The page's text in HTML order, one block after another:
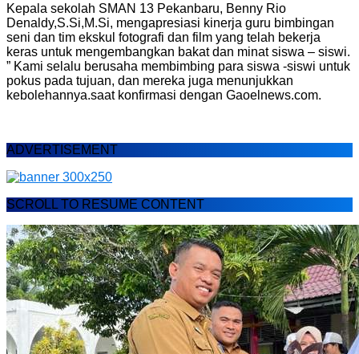
Kepala sekolah SMAN 13 Pekanbaru, Benny Rio
Denaldy,S.Si,M.Si, mengapresiasi kinerja guru bimbingan
seni dan tim ekskul fotografi dan film yang telah bekerja
keras untuk mengembangkan bakat dan minat siswa – siswi.
” Kami selalu berusaha membimbing para siswa -siswi untuk
pokus pada tujuan, dan mereka juga menunjukkan
kebolehannya.saat konfirmasi dengan Gaoelnews.com.
ADVERTISEMENT
SCROLL TO RESUME CONTENT